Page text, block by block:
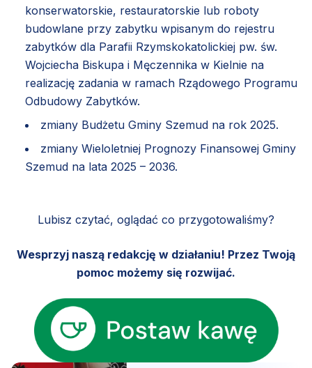
konserwatorskie, restauratorskie lub roboty
budowlane przy zabytku wpisanym do rejestru
zabytków dla Parafii Rzymskokatolickiej pw. św.
Wojciecha Biskupa i Męczennika w Kielnie na
realizację zadania w ramach Rządowego Programu
Odbudowy Zabytków.
zmiany Budżetu Gminy Szemud na rok 2025.
zmiany Wieloletniej Prognozy Finansowej Gminy
Szemud na lata 2025 – 2036.
Lubisz czytać, oglądać co przygotowaliśmy?
Wesprzyj naszą redakcję w działaniu! Przez Twoją
pomoc możemy się rozwijać.